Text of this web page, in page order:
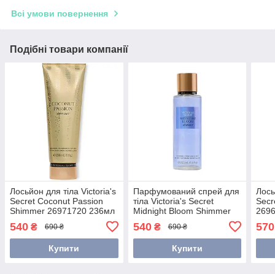
Всі умови повернення
Подібні товари компанії
Лосьйон для тіла Victoria's
Secret Coconut Passion
Shimmer 26971720 236мл
540 ₴ 690 ₴
Купити
Парфумований спрей для
тіла Victoria's Secret
Midnight Bloom Shimmer
540₴ 690 ₴
Купити
570